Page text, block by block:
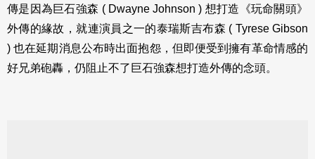
傳是因為巨石強森 ( Dwayne Johnson ) 想打造《玩命關頭》
外傳的緣故，就連演員之一的泰瑞斯吉布森 ( Tyrese Gibson
) 也在延期消息公布時出面抱怨，但即便受到擁有革命情感的
好兄弟砲轟，仍阻止不了巨石強森想打造外傳的念頭。